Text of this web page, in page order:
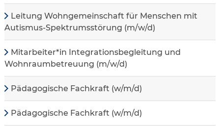
Leitung Wohngemeinschaft für Menschen mit
Autismus-Spektrumsstörung (m/w/d)
Mitarbeiter*in Integrationsbegleitung und
Wohnraumbetreuung (m/w/d)
Pädagogische Fachkraft (w/m/d)
Pädagogische Fachkraft (w/m/d)